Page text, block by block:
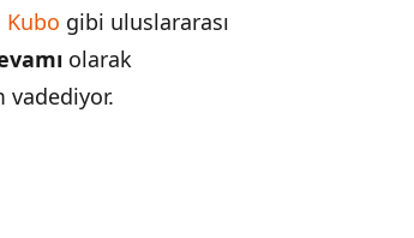
Kubo gibi uluslararası
olarak